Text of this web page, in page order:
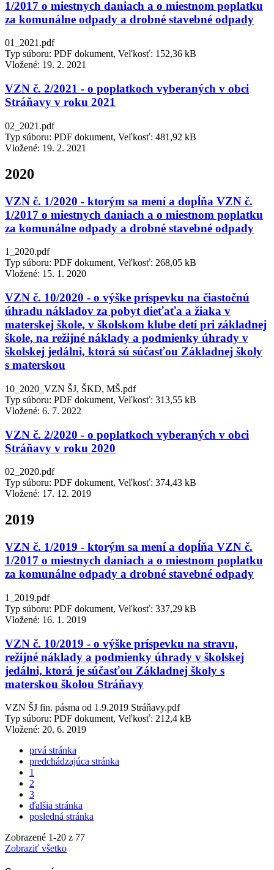
1/2017 o miestnych daniach a o miestnom poplatku
za komunálne odpady a drobné stavebné odpady
01_2021.pdf
Typ súboru: PDF dokument, Veľkosť: 152,36 kB
Vložené: 19. 2. 2021
VZN č. 2/2021 - o poplatkoch vyberaných v obci
Stráňavy v roku 2021
02_2021.pdf
Typ súboru: PDF dokument, Veľkosť: 481,92 kB
Vložené: 19. 2. 2021
2020
VZN č. 1/2020 - ktorým sa mení a dopĺňa VZN č.
1/2017 o miestnych daniach a o miestnom poplatku
za komunálne odpady a drobné stavebné odpady
1_2020.pdf
Typ súboru: PDF dokument, Veľkosť: 268,05 kB
Vložené: 15. 1. 2020
VZN č. 10/2020 - o výške príspevku na čiastočnú
úhradu nákladov za pobyt dieťaťa a žiaka v
materskej škole, v školskom klube detí pri základnej
škole, na režijné náklady a podmienky úhrady v
školskej jedálni, ktorá sú súčasťou Základnej školy
s materskou
10_2020_VZN ŠJ, ŠKD, MŠ.pdf
Typ súboru: PDF dokument, Veľkosť: 313,55 kB
Vložené: 6. 7. 2022
VZN č. 2/2020 - o poplatkoch vyberaných v obci
Stráňavy v roku 2020
02_2020.pdf
Typ súboru: PDF dokument, Veľkosť: 374,43 kB
Vložené: 17. 12. 2019
2019
VZN č. 1/2019 - ktorým sa mení a dopĺňa VZN č.
1/2017 o miestnych daniach a o miestnom poplatku
za komunálne odpady a drobné stavebné odpady
1_2019.pdf
Typ súboru: PDF dokument, Veľkosť: 337,29 kB
Vložené: 16. 1. 2019
VZN č. 10/2019 - o výške príspevku na stravu,
režijné náklady a podmienky úhrady v školskej
jedálni, ktorá je súčasťou Základnej školy s
materskou školou Stráňavy
VZN ŠJ fin. pásma od 1.9.2019 Stráňavy.pdf
Typ súboru: PDF dokument, Veľkosť: 212,4 kB
Vložené: 20. 6. 2019
prvá stránka
predchádzajúca stránka
1
2
3
ďalšia stránka
posledná stránka
Zobrazené 1-20 z 77
Zobraziť všetko